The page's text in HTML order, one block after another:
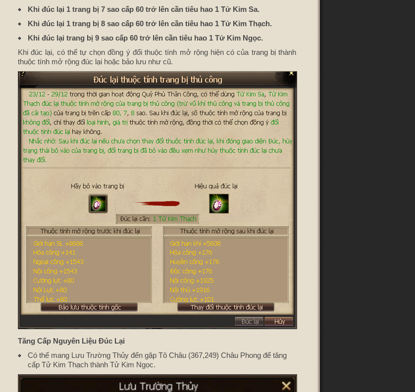
Khi đúc lại 1 trang bị 7 sao cấp 60 trở lên cần tiêu hao 1 Tử Kim Sa.
Khi đúc lại 1 trang bị 8 sao cấp 60 trở lên cần tiêu hao 1 Tử Kim Thạch.
Khi đúc lại trang bị 9 sao cấp 60 trở lên cần tiêu hao 1 Tử Kim Ngọc.
Khi đúc lại, có thể tự chọn đồng ý đổi thuộc tính mở rộng hiện có của trang bị thành
thuộc tính mở rộng đúc lại hoặc bảo lưu như cũ.
Tăng Cấp Nguyên Liệu Đúc Lại
Có thể mang Lưu Trường Thủy đến gặp Tô Châu (367,249) Châu Phong để tăng
cấp Tử Kim Thạch thành Tử Kim Ngọc.